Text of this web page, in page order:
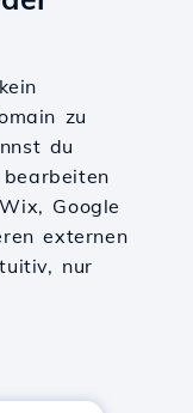
zu
du
Google
externen
nur